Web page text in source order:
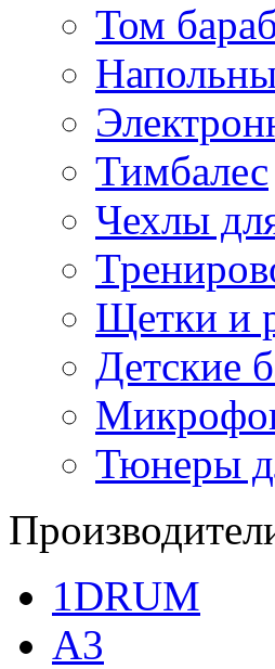
Том
Тимбалес
Чехлы
Щетки и
Детские
Тюнеры
1DRUM
A3